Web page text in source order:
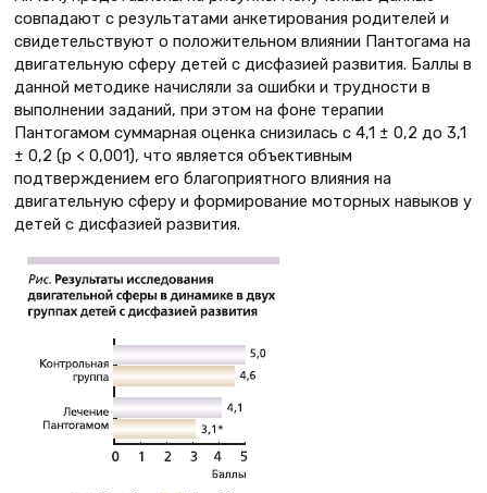
совпадают с результатами анкетирования родителей и
свидетельствуют о положительном влиянии Пантогама на
двигательную сферу детей с дисфазией развития. Баллы в
данной методике начисляли за ошибки и трудности в
выполнении заданий, при этом на фоне терапии
Пантогамом суммарная оценка снизилась с 4,1 ± 0,2 до 3,1
± 0,2 (p < 0,001), что является объективным
подтверждением его благоприятного влияния на
двигательную сферу и формирование моторных навыков у
детей с дисфазией развития.